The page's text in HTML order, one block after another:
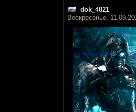
dok_4821
Воскресенье,